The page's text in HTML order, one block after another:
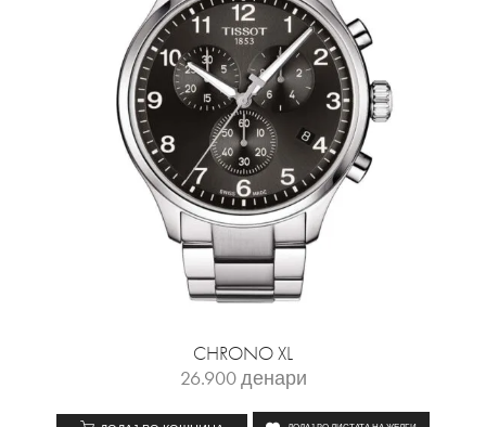
CHRONO XL
26.900денари